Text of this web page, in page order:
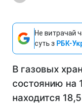
Не витрачай
суть з РБК-
В газовых
состоянию на
находится